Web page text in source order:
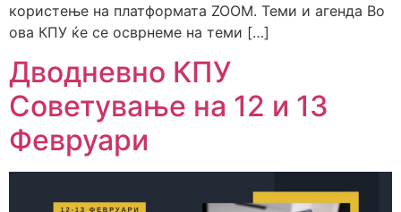
користење на платформата ZOOM. Теми и агенда Во
ова КПУ ќе се осврнеме на теми […]
Дводневно КПУ
Советување на 12 и 13
Февруари